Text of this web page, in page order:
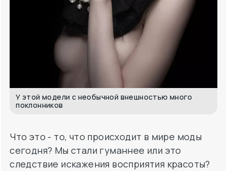
У этой модели с необычной внешностью много
поклонников
Что это - то, что происходит в мире моды
сегодня? Мы стали гуманнее или это
следствие искажения восприятия красоты?